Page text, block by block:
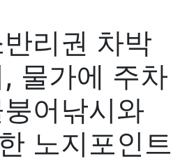
리권 차박
물가에 주차
어낚시와
노지포인트